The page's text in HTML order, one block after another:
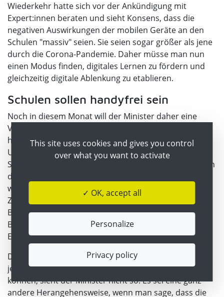
Wiederkehr hatte sich vor der Ankündigung mit
Expert:innen beraten und sieht Konsens, dass die
negativen Auswirkungen der mobilen Geräte an den
Schulen "massiv" seien. Sie seien sogar größer als jene
durch die Corona-Pandemie. Daher müsse man nun
einen Modus finden, digitales Lernen zu fördern und
gleichzeitig digitale Ablenkung zu etablieren.
Schulen sollen handyfrei sein
Noch in diesem Monat will der Minister daher eine
Verordnung erlassen, in der Schulen grundsätzlich zur
handyfreien Zone erklärt werden. Das gilt für den
Unterricht ebenso wie für die Pausen. Wo die Handys,
Smartwatches und ähnliches verwahrt bleiben, können
die Schulen selbstständig entscheiden. Klar gestellt
werden soll aber in der Verordnung, dass beim
Zuwiderhandeln auch Sanktionen seitens der
Bildungseinrichtung verhängt werden können. Als
Beispiele nannte Wiederkehr Klassenbuch-
Eintragungen oder die Vorladung von Eltern.
Dass sich real letztlich nicht viel ändert, da ja Schulen
jetzt schon entsprechende Regelungen aufstellen
können, sieht der Minister nicht so. Es sei eine ganz
andere Herangehensweise, wenn man sage, dass die
This site uses cookies and gives you control
over what you want to activate
✓ OK, accept all
Personalize
Privacy policy